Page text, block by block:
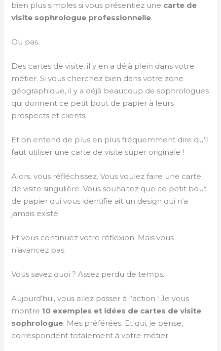
bien plus simples si vous présentiez une carte de
visite sophrologue professionnelle.
Ou pas.
Des cartes de visite, il y en a déjà plein dans votre
métier. Si vous cherchez bien dans votre zone
géographique, il y a déjà beaucoup de sophrologues
qui donnent ce petit bout de papier à leurs
prospects et clients.
Et on entend de plus en plus fréquemment dire qu’il
faut utiliser une carte de visite super originale !
Alors, vous réfléchissez. Vous voulez faire une carte
de visite singulière. Vous souhaitez que ce petit bout
de papier qui vous identifie ait un design qui n’a
jamais existé.
Et vous continuez votre réflexion. Mais vous
n’avancez pas.
Vous savez quoi ? Assez perdu de temps.
Aujourd’hui, vous allez passer à l’action ! Je vous
montre 10 exemples et idées de cartes de visite
sophrologue. Mes préférées. Et qui, je pense,
correspondent totalement à votre métier.